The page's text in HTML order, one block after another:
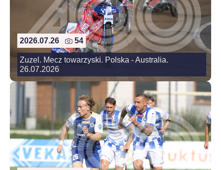
2026.07.26 54
Zuzel. Mecz towarzyski. Polska - Australia.
26.07.2026